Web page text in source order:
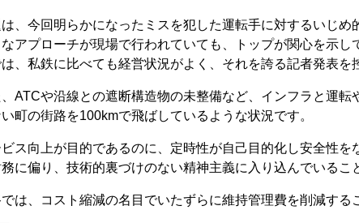
、今回明らかになったミスを犯した運転手に対するいじめ
アプローチが現場で行われていても、トップが関心を示し
、私鉄に比べても経営状況がよく、それを誇る記者発表を
ATCや沿線との遮断構造物の未整備など、インフラと運転
町の街路を100kmで飛ばしているような状況です。
ス向上が目的であるのに、定時性が自己目的化し安全性を
に偏り、技術的裏づけのない精神主義に入り込んでいるこ
は、コスト縮減の名目でいたずらに維持管理費を削減する